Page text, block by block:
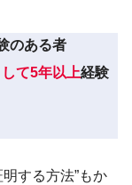
のある者
て5年以上経験
する方法”もか